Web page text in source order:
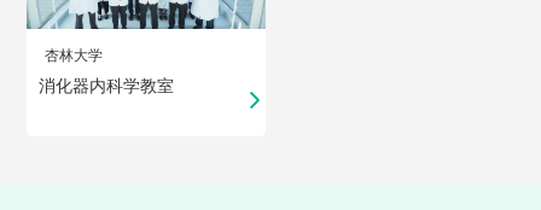
杏林大学
消化器内科学教室